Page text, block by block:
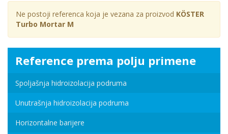
Ne postoji referenca koja je vezana za proizvod KÖSTER
Turbo Mortar M
Reference prema polju primene
Spoljašnja hidroizolacija podruma
Unutrašnja hidroizolacija podruma
Horizontalne barijere